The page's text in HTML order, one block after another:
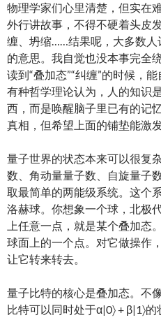
物理学家们心里清楚，但实在
外行讲故事，不得不硬着头皮
缠、坍缩……结果呢，大多数人
的意思。我自觉也没本事完全
读到“叠加态”“纠缠”的时候，
有种哲学理论认为，人的知识
西，而是唤醒脑子里已有的记
真相，但希望上面的铺垫能激
量子世界的状态本来可以很复
数、角动量量子数、自旋量子
取最简单的两能级系统。这个
洛赫球。你想象一个球，北极
上任意一点，就是某个叠加态
球面上的一个点。对它做操作
让它转来转去。
量子比特的核心是叠加态。不
比特可以同时处于α|0〉 + β|1〉